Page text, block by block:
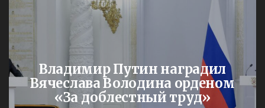
Владимир Путин наградил
Вячеслава Володина орденом
«За доблестный труд»